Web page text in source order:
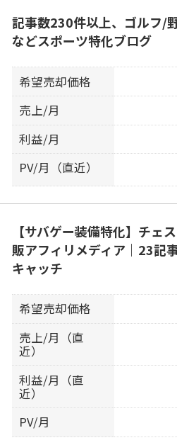
記事数230件以上、ゴルフ/
などスポーツ特化ブログ
希望売却価格
売上/月
利益/月
PV/月（直近）
【サバゲー装備特化】チェ
販アフィリメディア｜23記
キャッチ
希望売却価格
売上/月（直
近）
利益/月（直
近）
PV/月